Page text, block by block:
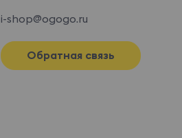
i-shop@ogogo.ru
Обратная связь